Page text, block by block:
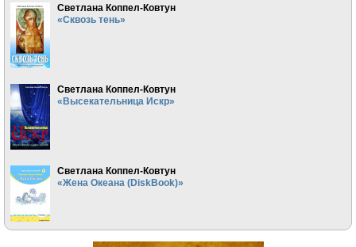
Светлана Коппел-Ковтун
«Сквозь тень»
Светлана Коппел-Ковтун
«Высекательница Искр»
Светлана Коппел-Ковтун
«Жена Океана (DiskBook)»